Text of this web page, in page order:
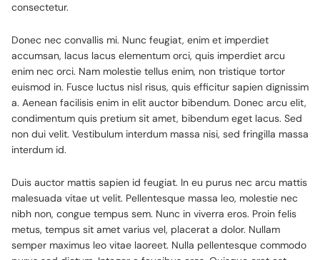
consectetur.
Donec nec convallis mi. Nunc feugiat, enim et imperdiet
accumsan, lacus lacus elementum orci, quis imperdiet arcu
enim nec orci. Nam molestie tellus enim, non tristique tortor
euismod in. Fusce luctus nisl risus, quis efficitur sapien dignissim
a. Aenean facilisis enim in elit auctor bibendum. Donec arcu elit,
condimentum quis pretium sit amet, bibendum eget lacus. Sed
non dui velit. Vestibulum interdum massa nisi, sed fringilla massa
interdum id.
Duis auctor mattis sapien id feugiat. In eu purus nec arcu mattis
malesuada vitae ut velit. Pellentesque massa leo, molestie nec
nibh non, congue tempus sem. Nunc in viverra eros. Proin felis
metus, tempus sit amet varius vel, placerat a dolor. Nullam
semper maximus leo vitae laoreet. Nulla pellentesque commodo